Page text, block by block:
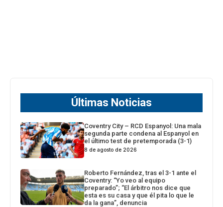
Últimas Noticias
Coventry City – RCD Espanyol: Una mala
segunda parte condena al Espanyol en
el último test de pretemporada (3-1)
8 de agosto de 2026
Roberto Fernández, tras el 3-1 ante el
Coventry: “Yo veo al equipo
preparado”; “El árbitro nos dice que
esta es su casa y que él pita lo que le
da la gana”, denuncia